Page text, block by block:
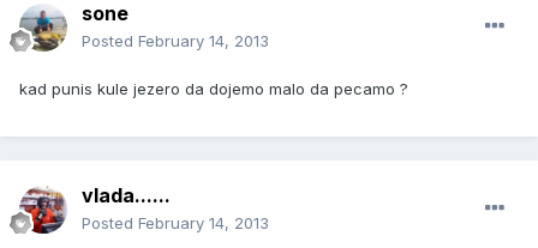
sone
Posted February 14, 2013
kad punis kule jezero da dojemo malo da pecamo ?
vlada......
Posted February 14, 2013